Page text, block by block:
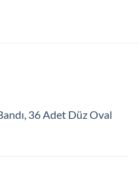
36 Adet Düz Oval